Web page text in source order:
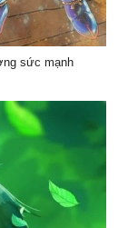
sức mạnh